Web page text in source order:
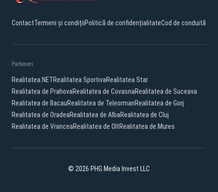
ContactTermeni și condițiiPolitică de confidențialitateCod de conduită
Parteneri:
Realitatea.NETRealitatea SportivaRealitatea Star
Realitatea de PrahovaRealitatea de CovasnaRealitatea de Suceava
Realitatea de BacauRealitatea de TeleormanRealitatea de Gorj
Realitatea de OradeaRealitatea de AlbaRealitatea de Cluj
Realitatea de VranceaRealitatea de OltRealitatea de Mures
© 2026 PHG Media Invest LLC